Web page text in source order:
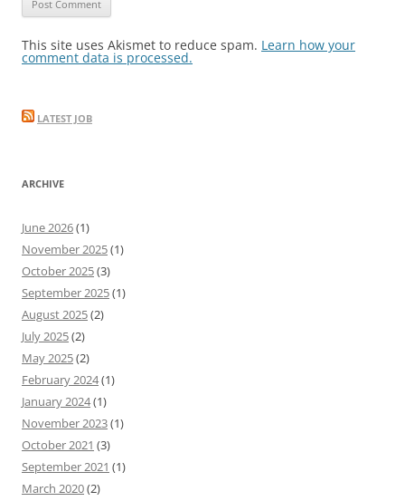
This site uses Akismet to reduce spam. Learn how your
comment data is processed.
LATEST JOB
ARCHIVE
June 2026(1)
November 2025(1)
October 2025(3)
September 2025(1)
August 2025(2)
July 2025(2)
May 2025(2)
February 2024(1)
January 2024(1)
November 2023(1)
October 2021 (3)
September 2021 (1)
March 2020(2)